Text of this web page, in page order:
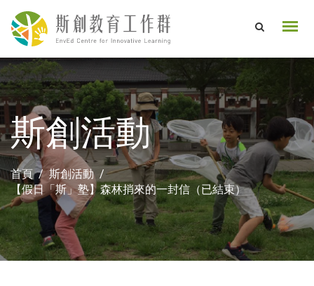
斯創活動
首頁
斯創活動
【假日「斯」塾】森林捎來的一封信（已結束）